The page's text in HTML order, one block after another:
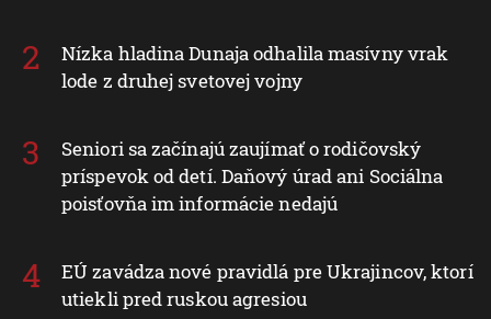
Nízka hladina Dunaja odhalila masívny vrak
lode z druhej svetovej vojny
Seniori sa začínajú zaujímať o rodičovský
príspevok od detí. Daňový úrad ani Sociálna
poisťovňa im informácie nedajú
EÚ zavádza nové pravidlá pre Ukrajincov, ktorí
utiekli pred ruskou agresiou